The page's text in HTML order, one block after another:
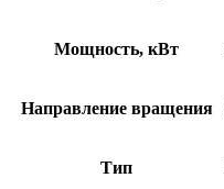
Мощность, кВт
Направление вращения
Тип